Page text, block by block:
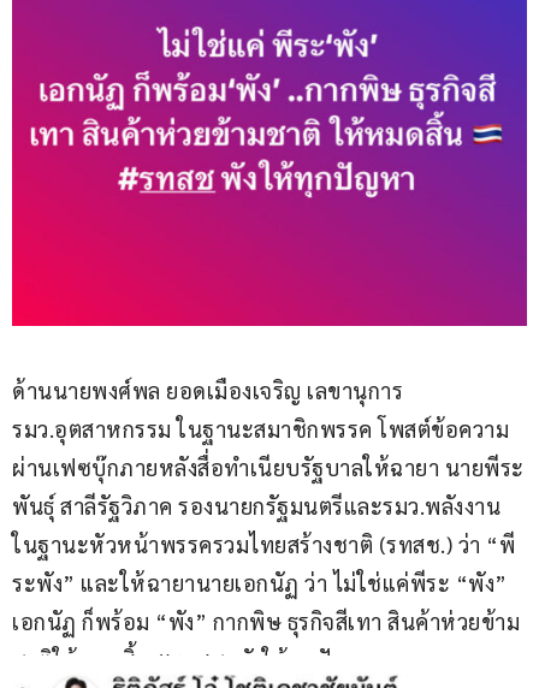
ด้านนายพงศ์พล ยอดเมืองเจริญ เลขานุการ
รมว.อุตสาหกรรม ในฐานะสมาชิกพรรค โพสต์ข้อความ
ผ่านเฟซบุ๊กภายหลังสื่อทำเนียบรัฐบาลให้ฉายา นายพีระ
พันธุ์ สาลีรัฐวิภาค รองนายกรัฐมนตรีและรมว.พลังงาน
ในฐานะหัวหน้าพรรครวมไทยสร้างชาติ (รทสช.) ว่า “พี
ระพัง” และให้ฉายานายเอกนัฏ ว่า ไม่ใช่แค่พีระ “พัง”
เอกนัฏ ก็พร้อม “พัง” กากพิษ ธุรกิจสีเทา สินค้าห่วยข้าม
ชาติให้หมดสิ้น #รทสช. พังให้ทุกปัญหา